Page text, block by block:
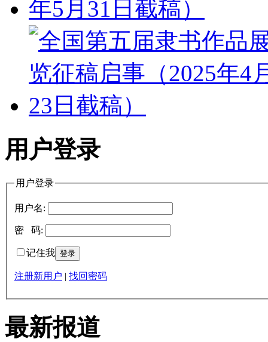
用户登录
用户登录
用户名:
密 码:
记住我
注册新用户 找回密码
最新报道